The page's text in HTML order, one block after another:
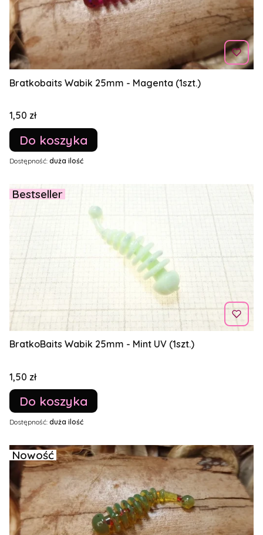
Bratkobaits Wabik 25mm - Magenta (1szt.)
Cena
1,50 zł
Do koszyka
Dostępność: duża ilość
Bestseller
BratkoBaits Wabik 25mm - Mint UV (1szt.)
Cena
1,50 zł
Do koszyka
Dostępność: duża ilość
Nowość